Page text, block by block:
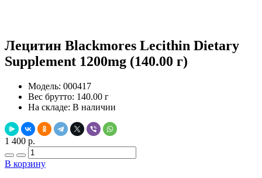
Лецитин Blackmores Lecithin Dietary
Supplement 1200mg (140.00 г)
Модель: 000417
Вес брутто: 140.00 г
На складе: В наличии
1 400 р.
В корзину